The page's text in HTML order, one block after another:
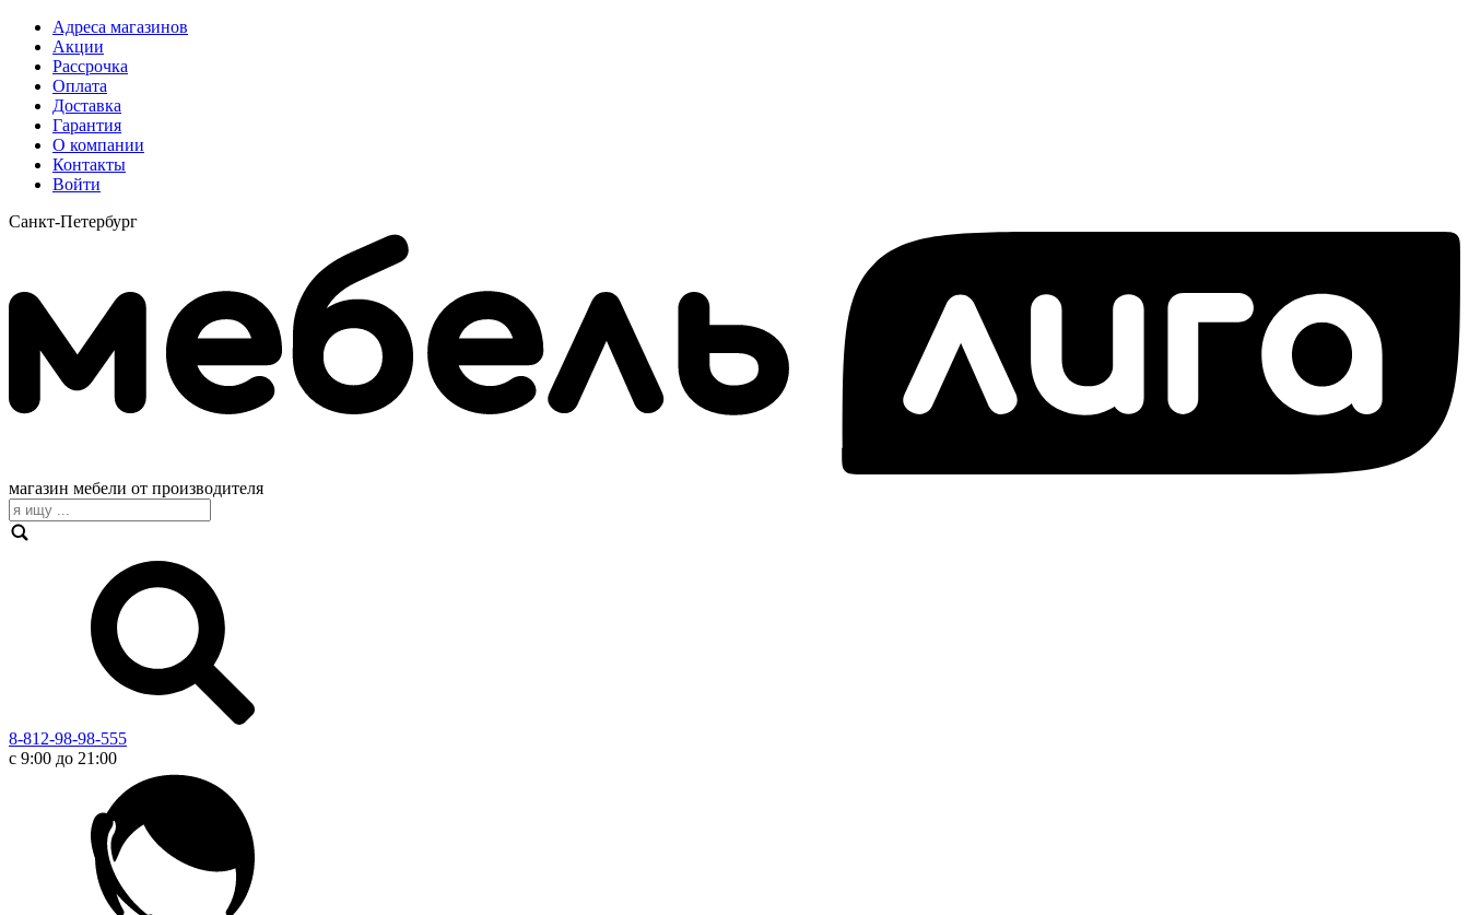
Адреса магазинов
Акции
Рассрочка
Оплата
Доставка
Гарантия
О компании
Контакты
Войти
Санкт-Петербург
магазин мебели от производителя
8-812-98-98-555
с 9:00 до 21:00